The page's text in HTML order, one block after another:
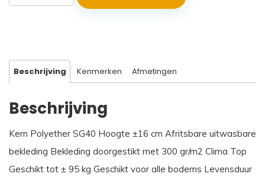
Beschrijving Kenmerken Afmetingen
Beschrijving
Kern Polyether SG40 Hoogte ±16 cm Afritsbare uitwasbare
bekleding Bekleding doorgestikt met 300 gr/m2 Clima Top
Geschikt tot ± 95 kg Geschikt voor alle bodems Levensduur